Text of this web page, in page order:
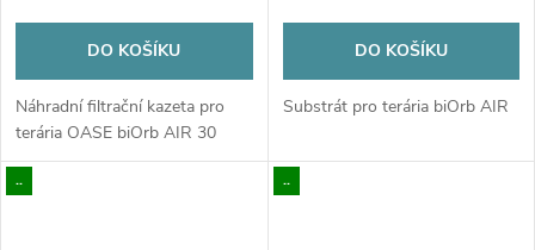
DO KOŠÍKU
Náhradní filtrační kazeta pro
terária OASE biOrb AIR 30
DO KOŠÍKU
Substrát pro terária biOrb AIR
.. ..